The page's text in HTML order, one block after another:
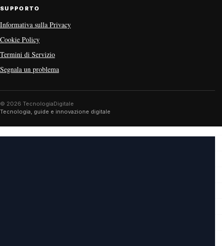
SUPPORTO
Informativa sulla Privacy
Cookie Policy
Termini di Servizio
Segnala un problema
© 2026 TecnologiaDigitale
Tecnologia, guide e innovazione digitale